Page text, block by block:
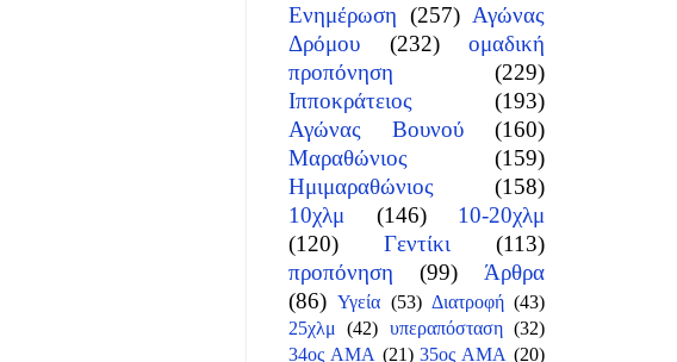
Ενημέρωση (257) Αγώνας
Δρόμου
(232)
ομαδική
προπόνηση
(229)
Ιπποκράτειος
(193)
Αγώνας Βουνού
(160)
Μαραθώνιος
(159)
Ημιμαραθώνιος
(158)
10χλμ
(146)
10-20χλμ
(120)
Γεντίκι
(113)
προπόνηση
(99)
Άρθρα
(86) Υγεία (53) Διατροφή (43)
25χλμ (42) υπεραπόσταση (32)
34ος ΑΜΑ (21) 35ος ΑΜΑ (20)